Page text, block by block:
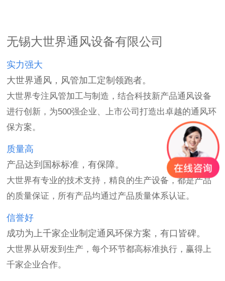
无锡大世界通风设备有限公司
实力强大
大世界通风，风管加工定制领跑者。
大世界专注风管加工与制造，结合科技新产品通风设备
进行创新，为500强企业、上市公司打造出卓越的通风环
保方案。
质量高
产品达到国标标准，有保障。
大世界有专业的技术支持，精良的生产设备，都是产品
的质量保证，所有产品均通过产品质量体系认证。
信誉好
成功为上千家企业制定通风环保方案，有口皆碑。
大世界从研发到生产，每个环节都高标准执行，赢得上
千家企业合作。